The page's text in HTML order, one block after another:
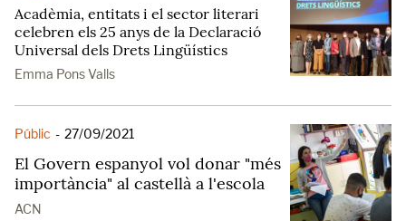
Acadèmia, entitats i el sector literari
celebren els 25 anys de la Declaració
Universal dels Drets Lingüístics
Emma Pons Valls
Públic - 27/09/2021
El Govern espanyol vol donar "més
importància" al castellà a l'escola
ACN